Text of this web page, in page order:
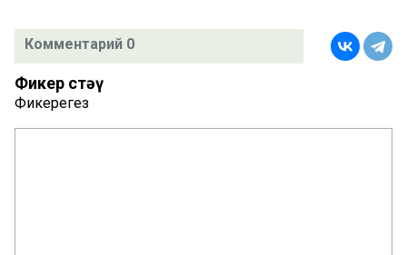
Комментарий 0
Фикер өстәү
Фикерегез